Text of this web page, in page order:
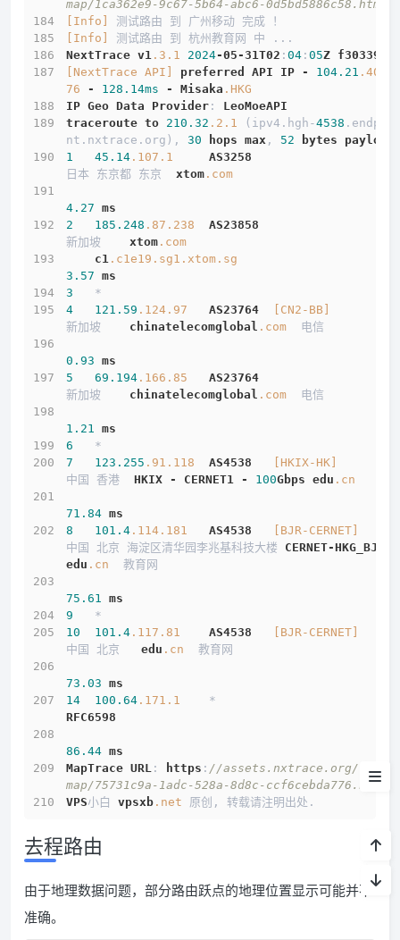
map/1ca362e9-9c67-5b64-abc6-0d5bd5886c58.html
[Info]
测试路由 到 广州移动 完成 ！
[Info]
测试路由 到 杭州教育网 中 ...
NextTrace v1 .3 .1 2024-05-31T02 : 04 : 05Z f303397
[NextTrace API]
preferred API IP - 104.21 .40
76
- 128.14ms - Misaka .HKG
IP Geo Data Provider : LeoMoeAPI
traceroute to 210.32 .2 .1 (ipv4.hgh-4538 .endpoi
nt.nxtrace.org), 30 hops max , 52 bytes
payload
1
45.14 .107 .1
AS3258
日本 东京都 东京 xtom .com
4.27 ms
2
185.248 .87 .238
AS23858
新加坡 xtom .com
c1 .c1e19 .sg1 .xtom .sg
3.57 ms
3
   *
4
121.59 .124 .97 AS23764
[CN2-BB]
新加坡 chinatelecomglobal .com
  电信
0.93 ms
5
69.194 .166 .85
AS23764
新加坡 chinatelecomglobal .com
  电信
1.21
ms
6
   *
7
123.255 .91 .118 AS4538
[HKIX-HK]
中国 香港 HKIX - CERNET1 - 100Gbps edu .cn
71.84 ms
8
101.4 .114 .181 AS4538
[BJR-CERNET]
中国 北京 海淀区清华园李兆基科技大楼 CERNET-HKG_BJR
edu .cn
  教育网
75.61
ms
9
   *
10
101.4 .117 .81 AS4538
[BJR-CERNET]
中国 北京 edu .cn
  教育网
73.03 ms
14
100.64 .171 .1
RFC6598
86.44 ms
MapTrace URL : https : //assets.nxtrace.org/trace
map/75731c9a-1adc-528a-8d8c-ccf6cebda776.html
VPS小白 vpsxb .net 原创, 转载请注明出处.
去程路由
由于地理数据问题，部分路由跃点的地理位置显示可能并不
准确。
介绍
买(aff)
流媒体
小结